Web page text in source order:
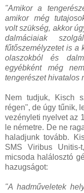
"Amikor a
amikor még
volt szükség, akkor
dalmáciaiak
fűtőszemélyzetet is a
olaszokból és
egyébként még
tengerészet hivatalos
Nem tudjuk, Kisch
régen", de úgy tűnik,
vezényleti nyelvet az
le németre. De ne
haladjunk tovább.
SMS Viribus
micsoda halálosztó
hazugságot:
"A hadműveletek